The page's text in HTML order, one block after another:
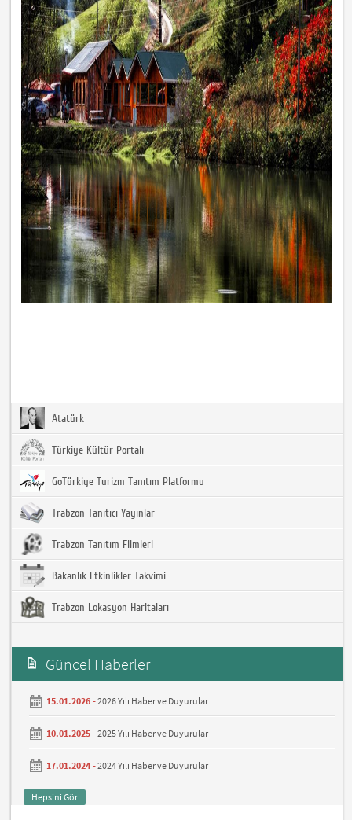
Atatürk
Türkiye Kültür Portalı
GoTürkiye Turizm Tanıtım Platformu
Trabzon Tanıtıcı Yayınlar
Trabzon Tanıtım Filmleri
Bakanlık Etkinlikler Takvimi
Trabzon Lokasyon Haritaları
Güncel Haberler
15.01.2026 -2026 Yılı Haber ve Duyurular
10.01.2025 -2025 Yılı Haber ve Duyurular
17.01.2024 -2024 Yılı Haber ve Duyurular
Hepsini Gör